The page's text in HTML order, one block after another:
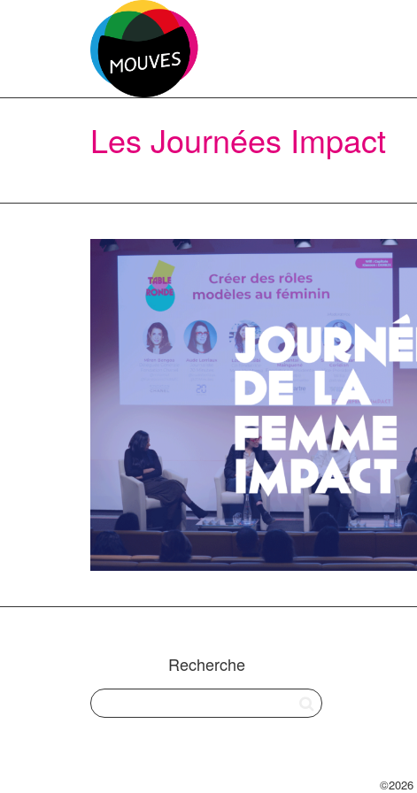
Les Journées Impact
Recherche
©2026